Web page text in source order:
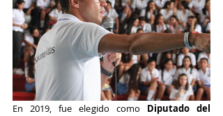
En 2019, fue elegido como Diputado del